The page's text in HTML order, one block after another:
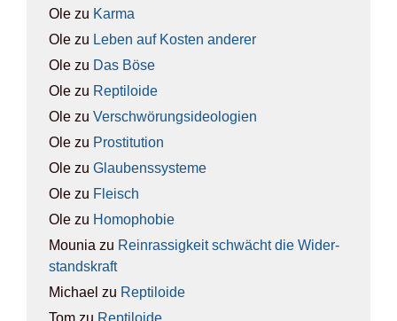
Ole zu Kar­ma
Ole zu Leben auf Kos­ten ande­rer
Ole zu Das Böse
Ole zu Rep­ti­lo­ide
Ole zu Ver­schwö­rungs­ideo­lo­gien
Ole zu Pro­sti­tu­ti­on
Ole zu Glau­bens­sys­te­me
Ole zu Fleisch
Ole zu Homo­pho­bie
Mounia zu Rein­ras­sig­keit schwächt die Wider­
stands­kraft
Michael zu Rep­ti­lo­ide
Tom zu Rep­ti­lo­ide